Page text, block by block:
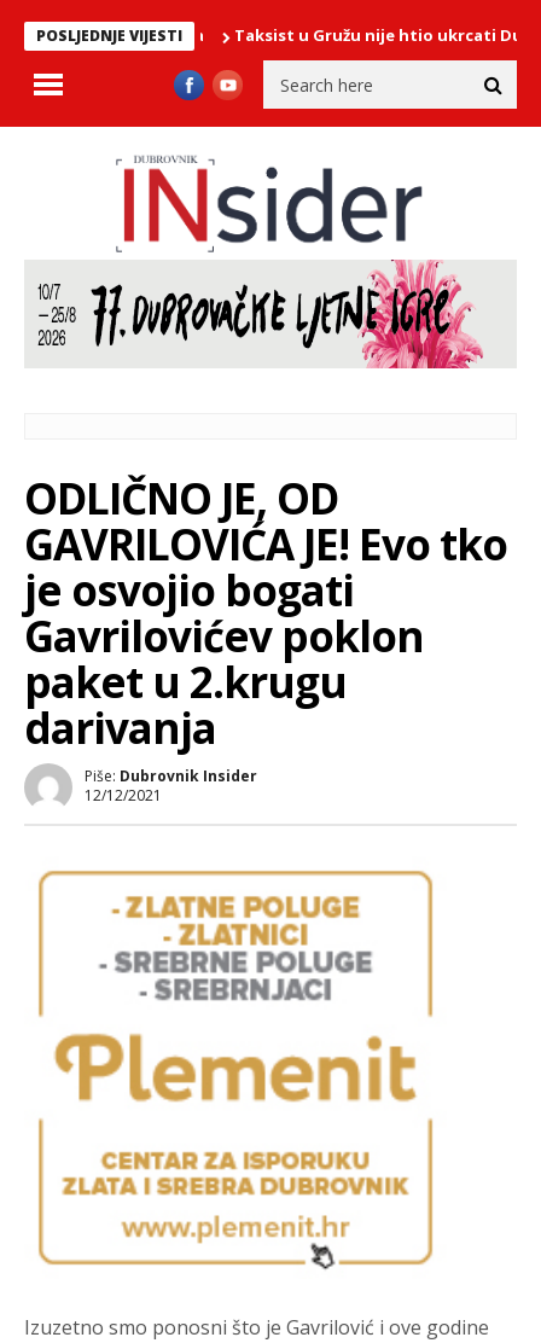
POSLJEDNJE VIJESTI Taksist u Gružu nije htio ukrcati
ODLIČNO JE, OD
GAVRILOVIĆA JE! Evo tko
je osvojio bogati
Gavrilovićev poklon
paket u 2.krugu
darivanja
Piše: Dubrovnik Insider
12/12/2021
Izuzetno smo ponosni što je Gavrilović i ove godine